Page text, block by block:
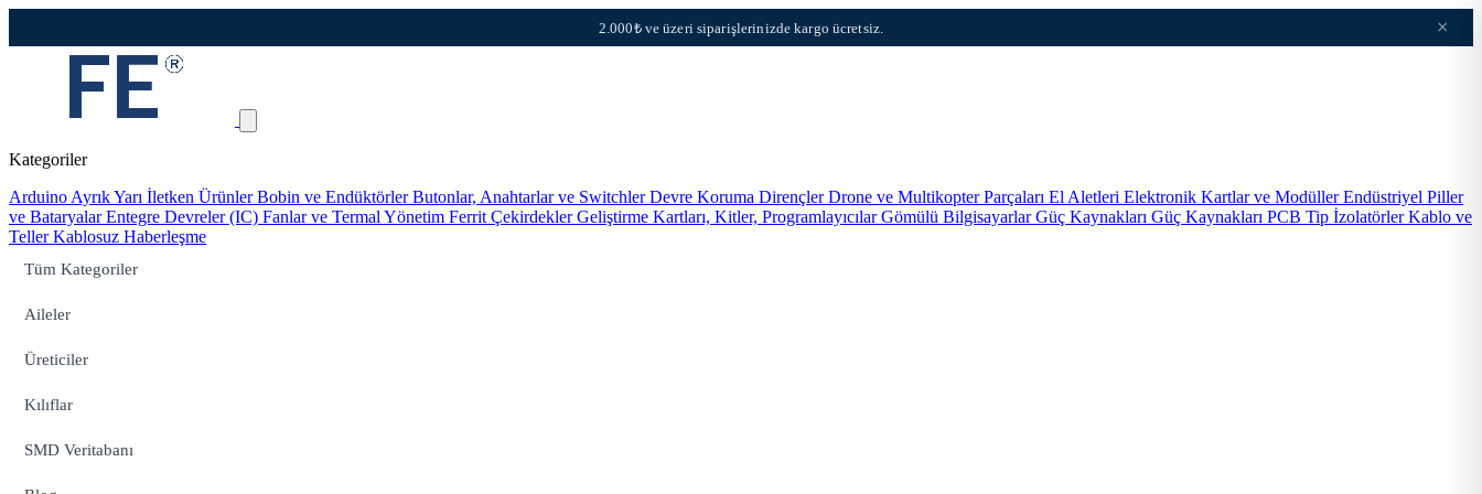
2.000₺ ve üzeri siparişlerinizde kargo ücretsiz. ×
Kategoriler
Arduino Ayrık Yarı İletken ÜrünlerBobin ve EndüktörlerButonlar, Anahtarlar ve SwitchlerDevre Koruma DirençlerDrone ve Multikopter Parçaları El Aletleri Elektronik Kartlar ve ModüllerEndüstriyel Piller
ve BataryalarEntegre Devreler (IC) Fanlar ve Termal Yönetim Ferrit ÇekirdeklerGeliştirme Kartları, Kitler, ProgramlayıcılarGömülü BilgisayarlarGüç Kaynakları Güç Kaynakları PCB Tip İzolatörlerKablo ve
TellerKablosuz Haberleşme
Tüm Kategoriler
Aileler
Üreticiler
Kılıflar
SMD Veritabanı